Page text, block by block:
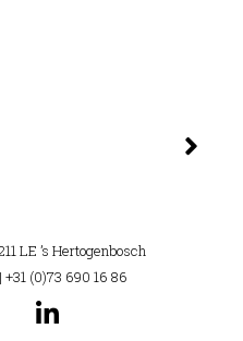
LE ’s Hertogenbosch
| +31 (0)73 690 16 86